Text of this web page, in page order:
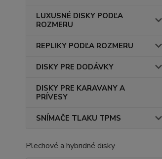
LUXUSNÉ DISKY PODĽA
ROZMERU
REPLIKY PODĽA ROZMERU
DISKY PRE DODÁVKY
DISKY PRE KARAVANY A
PRÍVESY
SNÍMAČE TLAKU TPMS
Plechové a hybridné disky